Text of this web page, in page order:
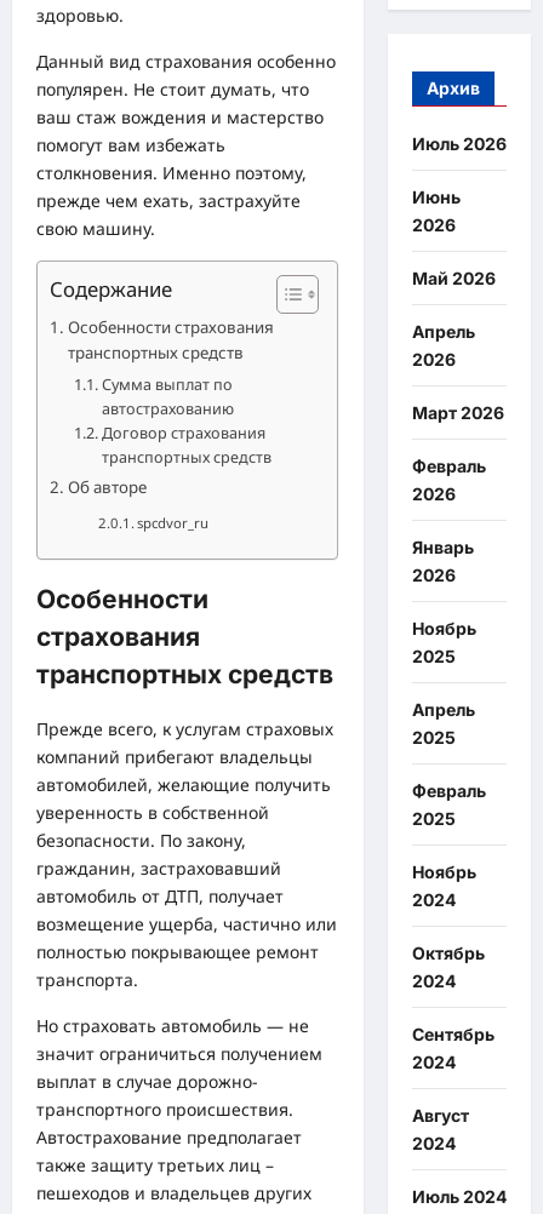
здоровью.
Данный вид страхования особенно
популярен. Не стоит думать, что
ваш стаж вождения и мастерство
помогут вам избежать
столкновения. Именно поэтому,
прежде чем ехать, застрахуйте
свою машину.
Содержание
Особенности страхования
транспортных средств
Сумма выплат по
автострахованию
Договор страхования
транспортных средств
Об авторе
spcdvor_ru
Особенности
страхования
транспортных средств
Прежде всего, к услугам страховых
компаний прибегают владельцы
автомобилей, желающие получить
уверенность в собственной
безопасности. По закону,
гражданин, застраховавший
автомобиль от ДТП, получает
возмещение ущерба, частично или
полностью покрывающее ремонт
транспорта.
Но страховать автомобиль — не
значит ограничиться получением
выплат в случае дорожно-
транспортного происшествия.
Автострахование предполагает
также защиту третьих лиц –
пешеходов и владельцев других
Архив
Июль 2026
Июнь
2026
Май 2026
Апрель
2026
Март 2026
Февраль
2026
Январь
2026
Ноябрь
2025
Апрель
2025
Февраль
2025
Ноябрь
2024
Октябрь
2024
Сентябрь
2024
Август
2024
Июль 2024